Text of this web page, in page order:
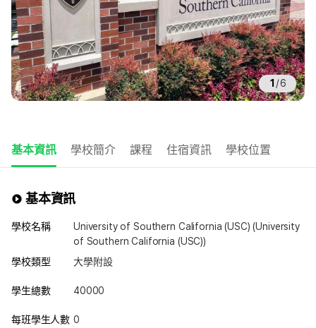
1 /6
基本資訊 學校簡介 課程 住宿資訊 學校位置
基本資訊
學校名稱
University of Southern California (USC) (University
of Southern California (USC))
學校類型
大學附設
學生總數 40000
每班學生人數 0